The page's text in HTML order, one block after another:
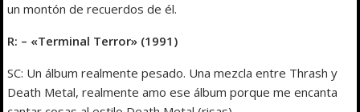
un montón de recuerdos de él.
R: – «Terminal Terror» (1991)
SC: Un álbum realmente pesado. Una mezcla entre Thrash y
Death Metal, realmente amo ese álbum porque me encanta